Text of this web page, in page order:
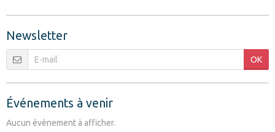
Newsletter
OK
Événements à venir
Aucun évènement à afficher.